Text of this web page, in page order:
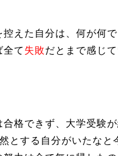
えた自分は、何が何で
全て 失敗だとまで感じて
格できず、大学受験
とする自分がいたなと